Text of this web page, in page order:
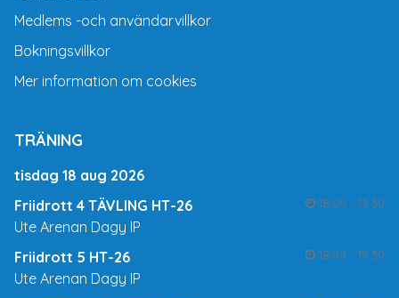
Medlems -och användarvillkor
Bokningsvillkor
Mer information om cookies
TRÄNING
tisdag 18 aug 2026
Friidrott 4 TÄVLING HT-26
18:00 - 19:30
Ute Arenan Dagy IP
Friidrott 5 HT-26
18:00 - 19:30
Ute Arenan Dagy IP